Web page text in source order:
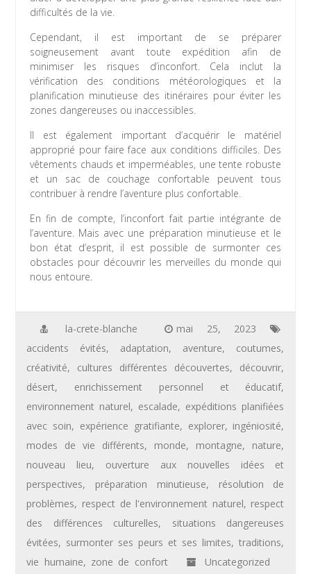
difficultés de la vie.
Cependant, il est important de se préparer
soigneusement avant toute expédition afin de
minimiser les risques d’inconfort. Cela inclut la
vérification des conditions météorologiques et la
planification minutieuse des itinéraires pour éviter les
zones dangereuses ou inaccessibles.
Il est également important d’acquérir le matériel
approprié pour faire face aux conditions difficiles. Des
vêtements chauds et imperméables, une tente robuste
et un sac de couchage confortable peuvent tous
contribuer à rendre l’aventure plus confortable.
En fin de compte, l’inconfort fait partie intégrante de
l’aventure. Mais avec une préparation minutieuse et le
bon état d’esprit, il est possible de surmonter ces
obstacles pour découvrir les merveilles du monde qui
nous entoure.
la-crete-blanche
mai 25, 2023
accidents évités, adaptation, aventure, coutumes,
créativité, cultures différentes découvertes, découvrir,
désert, enrichissement personnel et éducatif,
environnement naturel, escalade, expéditions planifiées
avec soin, expérience gratifiante, explorer, ingéniosité,
modes de vie différents, monde, montagne, nature,
nouveau lieu, ouverture aux nouvelles idées et
perspectives, préparation minutieuse, résolution de
problèmes, respect de l'environnement naturel, respect
des différences culturelles, situations dangereuses
évitées, surmonter ses peurs et ses limites,traditions,
vie humaine, zone de confort
Uncategorized